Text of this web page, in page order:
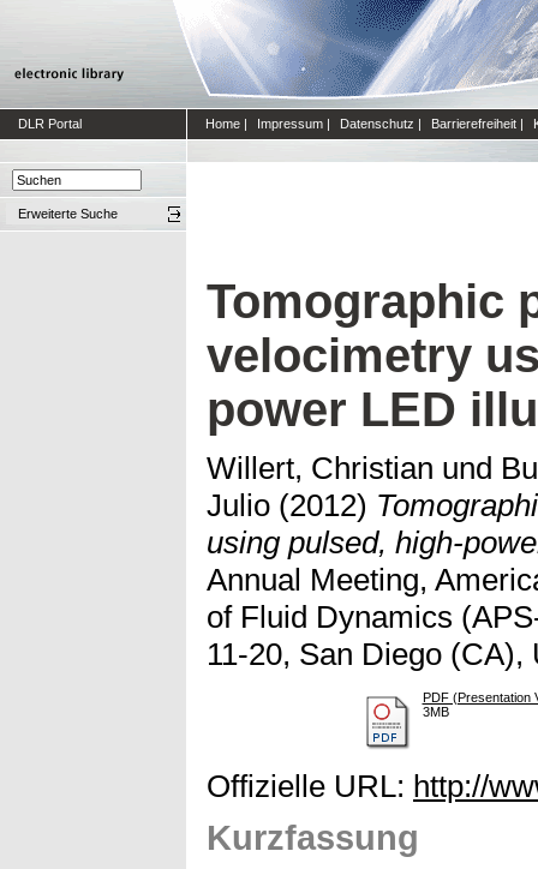
DLR Portal Home | Impressum | Datenschutz | Barrierefreiheit |
Erweiterte Suche
Tomographic
velocimetry
power LED
Willert, Christian und
Julio (2012)
using pulsed, high-
Annual Meeting,
of Fluid Dynamics
11-20, San Diego (CA),
PDF (Presentation
3MB
Offizielle URL: http://
Kurzfassung